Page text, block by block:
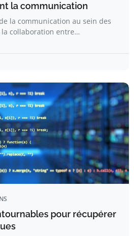
la communication
la communication au sein des
collaboration entre…
pour récupérer